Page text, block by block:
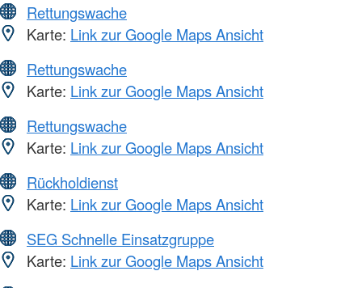
Rettungswache
Karte: Link zur Google Maps Ansicht
Rettungswache
Karte: Link zur Google Maps Ansicht
Rettungswache
Karte: Link zur Google Maps Ansicht
Rückholdienst
Karte: Link zur Google Maps Ansicht
SEG Schnelle Einsatzgruppe
Karte: Link zur Google Maps Ansicht